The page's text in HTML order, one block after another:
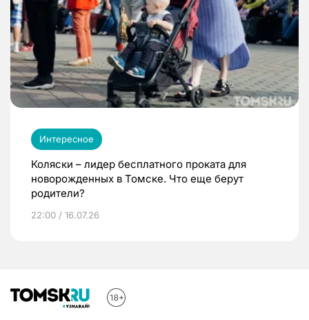
Интересное
Коляски – лидер бесплатного проката для
новорожденных в Томске. Что еще берут
родители?
22:00 / 16.07.26